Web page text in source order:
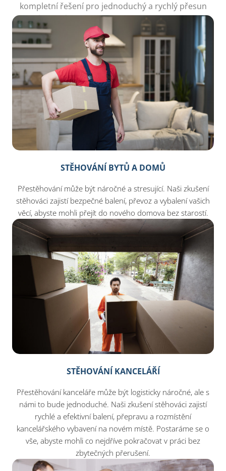
kompletní řešení pro jednoduchý a rychlý přesun
bytů, domů a kanceláří bez zbytečného stresu.
STĚHOVÁNÍ BYTŮ A DOMŮ
Přestěhování může být náročné a stresující. Naši zkušení
stěhováci zajistí bezpečné balení, převoz a vybalení vašich
věcí, abyste mohli přejít do nového domova bez starostí.
STĚHOVÁNÍ KANCELÁŘÍ
Přestěhování kanceláře může být logisticky náročné, ale s
námi to bude jednoduché. Naši zkušení stěhováci zajistí
rychlé a efektivní balení, přepravu a rozmístění
kancelářského vybavení na novém místě. Postaráme se o
vše, abyste mohli co nejdříve pokračovat v práci bez
zbytečných přerušení.​